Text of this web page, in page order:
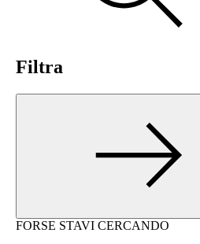
Filtra
FORSE STAVI CERCANDO